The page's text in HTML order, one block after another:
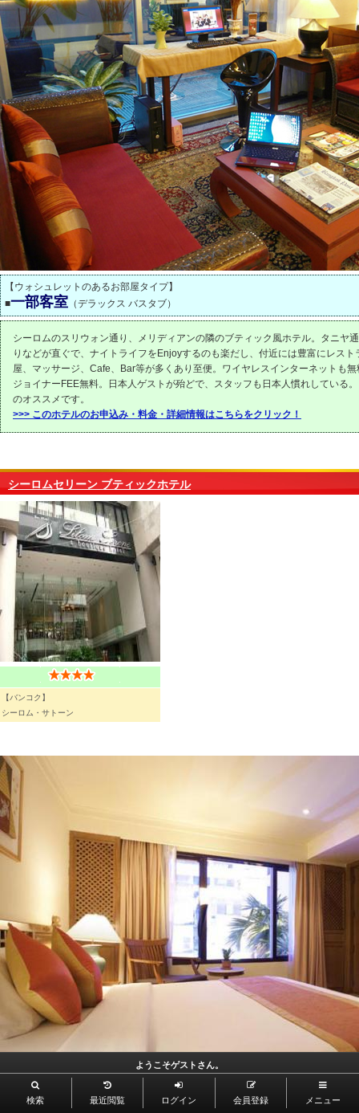
【ウォシュレットのあるお部屋タイプ】
■一部客室 （デラックス バスタブ）
シーロムのスリウォン通り、メリディアンの隣のブティック風ホテル。タニヤ
りなどが直ぐで、ナイトライフをEnjoyするのも楽だし、付近には豊富にレスト
屋、マッサージ、Cafe、Bar等が多くあり至便。ワイヤレスインターネットも
ジョイナーFEE無料。日本人ゲストが殆どで、スタッフも日本人慣れしている
のオススメです。
>>> このホテルのお申込み・料金・詳細情報はこちらをクリック！
シーロムセリーン ブティックホテル
【バンコク】
シーロム・サトーン
ようこそゲストさん。
検索 最近閲覧 ログイン 会員登録 メニュー